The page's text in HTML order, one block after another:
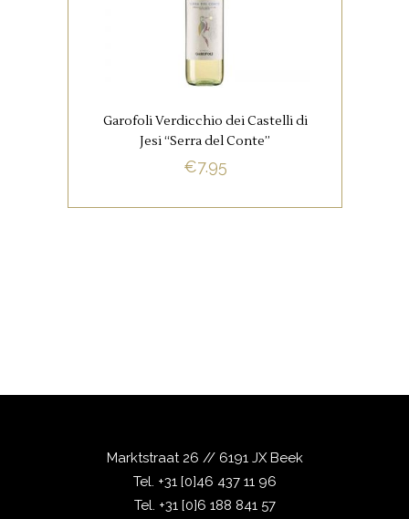
Je hoort de zee ruisen en
geniet van gebakken
sardientjes!
BUY NOW
Garofoli Verdicchio dei Castelli di
Jesi “Serra del Conte”
€7.95
Marktstraat 26 // 6191 JX Beek
Tel. +31 [0]46 437 11 96
Tel. +31 [0]6 188 841 57